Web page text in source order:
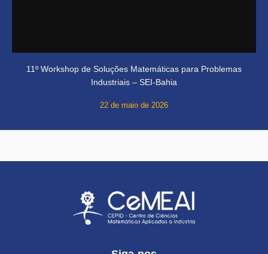
11º Workshop de Soluções Matemáticas para Problemas
Industriais – SEI-Bahia
22 de maio de 2026